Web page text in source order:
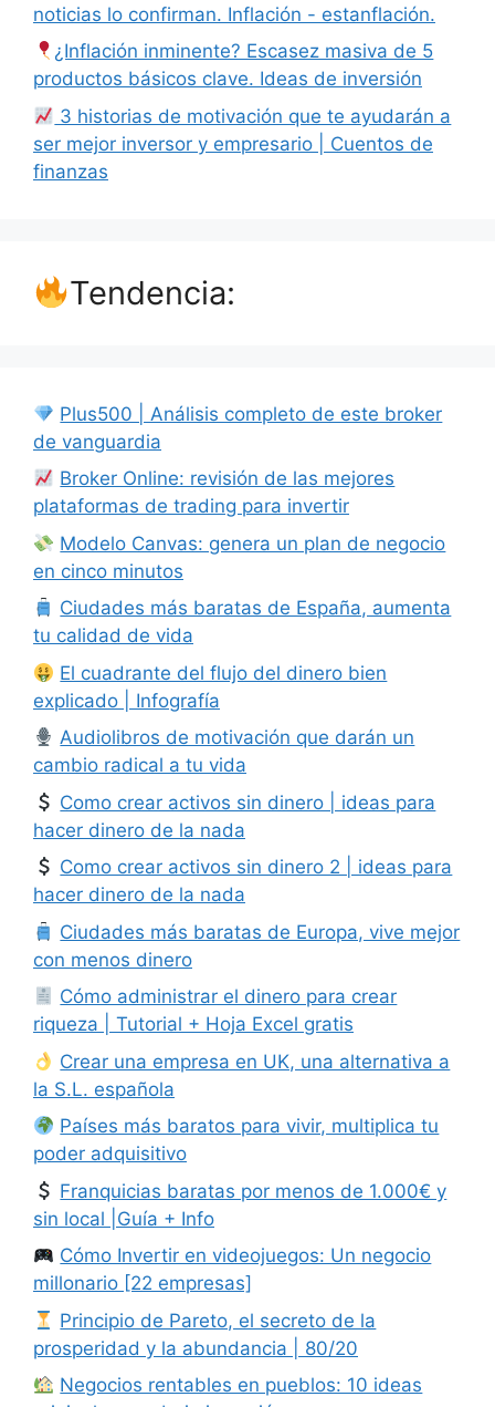
noticias lo confirman. Inflación - estanflación.
¿Inflación inminente? Escasez masiva de 5
productos básicos clave. Ideas de inversión
3 historias de motivación que te ayudarán a
ser mejor inversor y empresario | Cuentos de
finanzas
Tendencia:
Plus500 | Análisis completo de este broker
de vanguardia
Broker Online: revisión de las mejores
plataformas de trading para invertir
Modelo Canvas: genera un plan de negocio
en cinco minutos
Ciudades más baratas de España, aumenta
tu calidad de vida
El cuadrante del flujo del dinero bien
explicado | Infografía
Audiolibros de motivación que darán un
cambio radical a tu vida
Como crear activos sin dinero | ideas para
hacer dinero de la nada
Como crear activos sin dinero 2 | ideas para
hacer dinero de la nada
Ciudades más baratas de Europa, vive mejor
con menos dinero
Cómo administrar el dinero para crear
riqueza | Tutorial + Hoja Excel gratis
Crear una empresa en UK, una alternativa a
la S.L. española
Países más baratos para vivir, multiplica tu
poder adquisitivo
Franquicias baratas por menos de 1.000€ y
sin local |Guía + Info
Cómo Invertir en videojuegos: Un negocio
millonario [22 empresas]
Principio de Pareto, el secreto de la
prosperidad y la abundancia | 80/20
Negocios rentables en pueblos: 10 ideas